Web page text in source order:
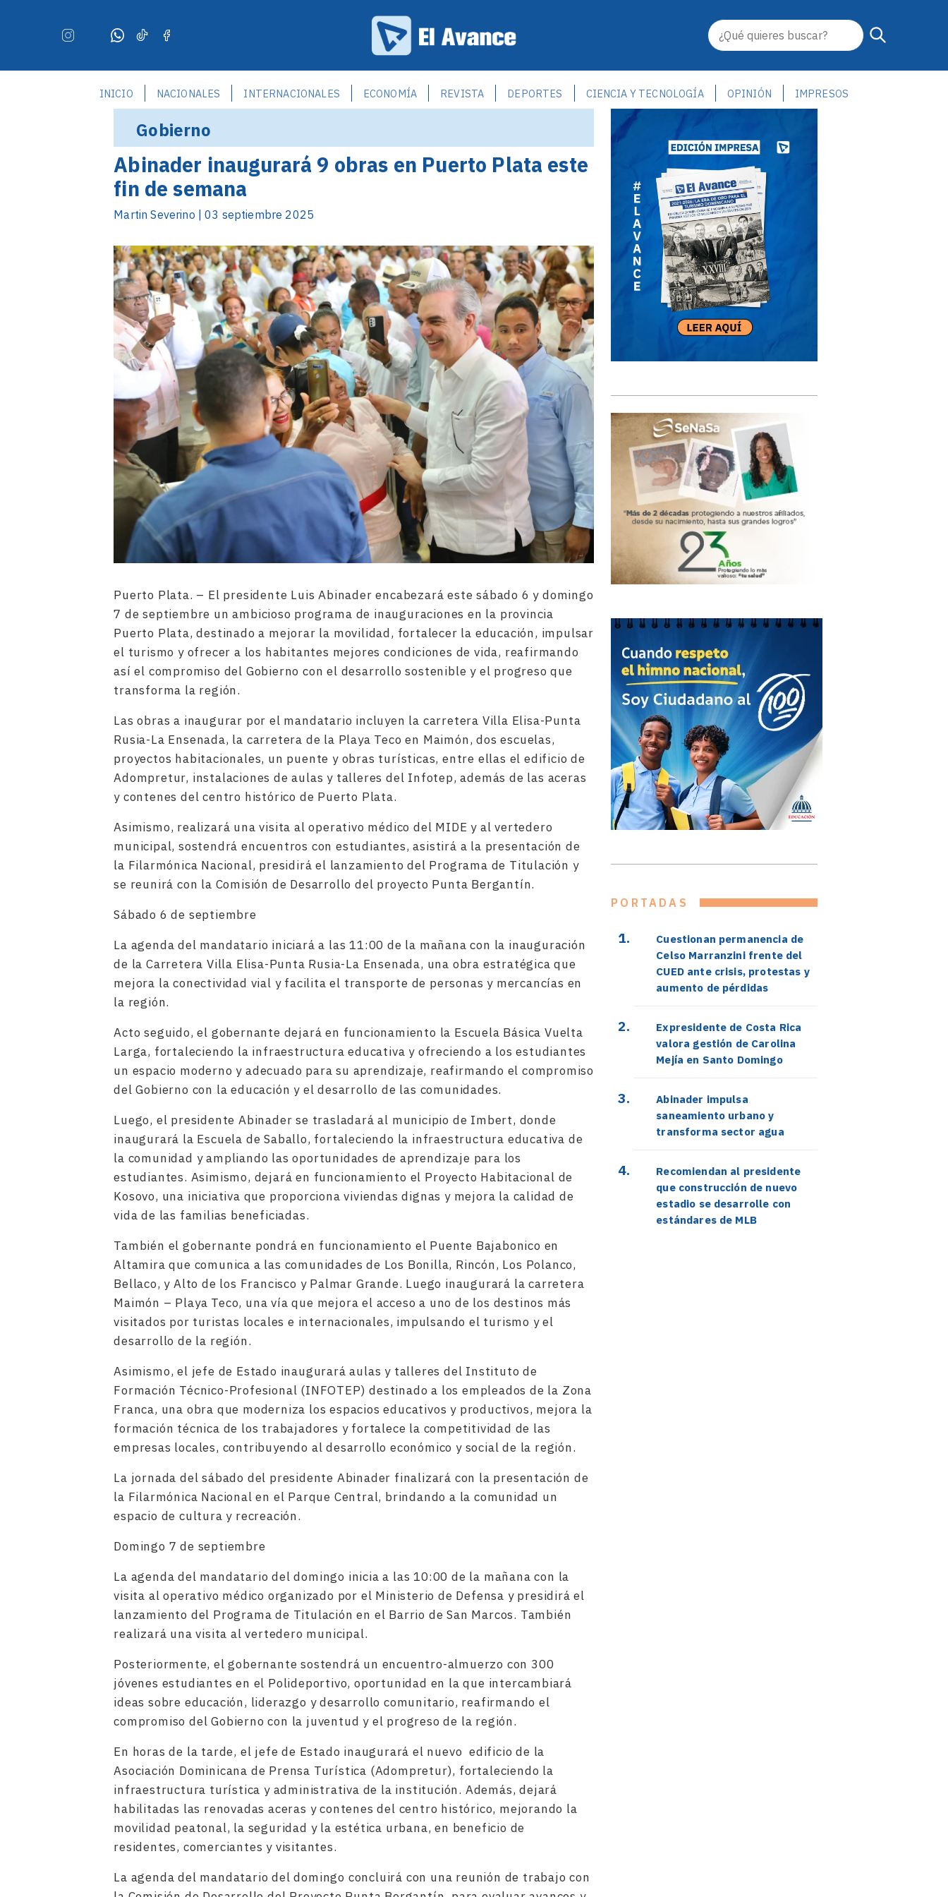
INICIO NACIONALES INTERNACIONALES ECONOMÍA REVISTA DEPORTES CIENCIA Y TECNOLOGÍA OPINIÓN IMPRESOS
Gobierno
Abinader inaugurará 9 obras en Puerto Plata este
fin de semana
Martin Severino | 03 septiembre 2025
Puerto Plata. – El presidente Luis Abinader encabezará este sábado 6 y domingo
7 de septiembre un ambicioso programa de inauguraciones en la provincia
Puerto Plata, destinado a mejorar la movilidad, fortalecer la educación, impulsar
el turismo y ofrecer a los habitantes mejores condiciones de vida, reafirmando
así el compromiso del Gobierno con el desarrollo sostenible y el progreso que
transforma la región.
Las obras a inaugurar por el mandatario incluyen la carretera Villa Elisa-Punta
Rusia-La Ensenada, la carretera de la Playa Teco en Maimón, dos escuelas,
proyectos habitacionales, un puente y obras turísticas, entre ellas el edificio de
Adompretur, instalaciones de aulas y talleres del Infotep, además de las aceras
y contenes del centro histórico de Puerto Plata.
Asimismo, realizará una visita al operativo médico del MIDE y al vertedero
municipal, sostendrá encuentros con estudiantes, asistirá a la presentación de
la Filarmónica Nacional, presidirá el lanzamiento del Programa de Titulación y
se reunirá con la Comisión de Desarrollo del proyecto Punta Bergantín.
Sábado 6 de septiembre
La agenda del mandatario iniciará a las 11:00 de la mañana con la inauguración
de la Carretera Villa Elisa-Punta Rusia-La Ensenada, una obra estratégica que
mejora la conectividad vial y facilita el transporte de personas y mercancías en
la región.
Acto seguido, el gobernante dejará en funcionamiento la Escuela Básica Vuelta
Larga, fortaleciendo la infraestructura educativa y ofreciendo a los estudiantes
un espacio moderno y adecuado para su aprendizaje, reafirmando el compromiso
del Gobierno con la educación y el desarrollo de las comunidades.
Luego, el presidente Abinader se trasladará al municipio de Imbert, donde
inaugurará la Escuela de Saballo, fortaleciendo la infraestructura educativa de
la comunidad y ampliando las oportunidades de aprendizaje para los
estudiantes. Asimismo, dejará en funcionamiento el Proyecto Habitacional de
Kosovo, una iniciativa que proporciona viviendas dignas y mejora la calidad de
vida de las familias beneficiadas.
También el gobernante pondrá en funcionamiento el Puente Bajabonico en
Altamira que comunica a las comunidades de Los Bonilla, Rincón, Los Polanco,
Bellaco, y Alto de los Francisco y Palmar Grande. Luego inaugurará la carretera
Maimón – Playa Teco, una vía que mejora el acceso a uno de los destinos más
visitados por turistas locales e internacionales, impulsando el turismo y el
desarrollo de la región.
Asimismo, el jefe de Estado inaugurará aulas y talleres del Instituto de
Formación Técnico-Profesional (INFOTEP) destinado a los empleados de la Zona
Franca, una obra que moderniza los espacios educativos y productivos, mejora la
formación técnica de los trabajadores y fortalece la competitividad de las
empresas locales, contribuyendo al desarrollo económico y social de la región.
La jornada del sábado del presidente Abinader finalizará con la presentación de
la Filarmónica Nacional en el Parque Central, brindando a la comunidad un
espacio de cultura y recreación.
Domingo 7 de septiembre
La agenda del mandatario del domingo inicia a las 10:00 de la mañana con la
visita al operativo médico organizado por el Ministerio de Defensa y presidirá el
lanzamiento del Programa de Titulación en el Barrio de San Marcos. También
realizará una visita al vertedero municipal.
Posteriormente, el gobernante sostendrá un encuentro-almuerzo con 300
jóvenes estudiantes en el Polideportivo, oportunidad en la que intercambiará
ideas sobre educación, liderazgo y desarrollo comunitario, reafirmando el
compromiso del Gobierno con la juventud y el progreso de la región.
En horas de la tarde, el jefe de Estado inaugurará el nuevo edificio de la
Asociación Dominicana de Prensa Turística (Adompretur), fortaleciendo la
infraestructura turística y administrativa de la institución. Además, dejará
habilitadas las renovadas aceras y contenes del centro histórico, mejorando la
movilidad peatonal, la seguridad y la estética urbana, en beneficio de
residentes, comerciantes y visitantes.
La agenda del mandatario del domingo concluirá con una reunión de trabajo con
PORTADAS
Cuestionan permanencia de
Celso Marranzini frente del
CUED ante crisis, protestas y
aumento de pérdidas
Expresidente de Costa Rica
valora gestión de Carolina
Mejía en Santo Domingo
Abinader impulsa
saneamiento urbano y
transforma sector agua
Recomiendan al presidente
que construcción de nuevo
estadio se desarrolle con
estándares de MLB